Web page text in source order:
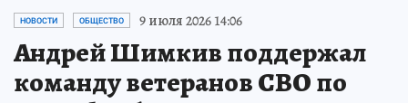
НОВОСТИ ОБЩЕСТВО 9 июля 2026 14:06
Андрей Шимкив поддержал
команду ветеранов СВО по